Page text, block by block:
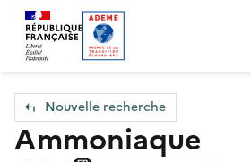
Accueil — Que Faire de mes
Nouvelle recherche
Ammoniaque